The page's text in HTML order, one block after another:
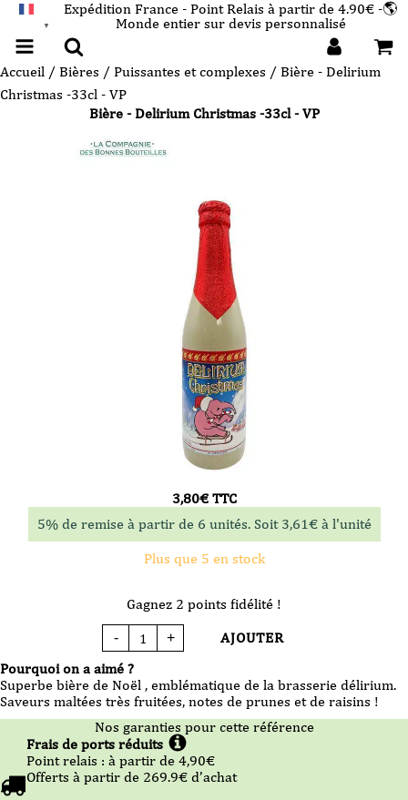
▼
Expédition France - Point Relais à partir de 4.90€ -🌎
Monde entier sur devis personnalisé
Accueil / Bières / Puissantes et complexes / Bière - Delirium
Christmas -33cl - VP
Bière - Delirium Christmas -33cl - VP
Pourquoi on a aimé ?
Superbe bière de Noël , emblématique de la brasserie délirium.
Saveurs maltées très fruitées, notes de prunes et de raisins !
3,80€TTC
5% de remise à partir de 6 unités. Soit 3,61€à l'unité
Plus que 5 en stock
Gagnez 2 points fidélité !
-
quantité
de
-
Delirium
Christmas
-33cl
VP
+ AJOUTER
Nos garanties pour cette référence
Frais de ports réduits
Point relais : à partir de 4,90€
Offerts à partir de 269.9€ d’achat